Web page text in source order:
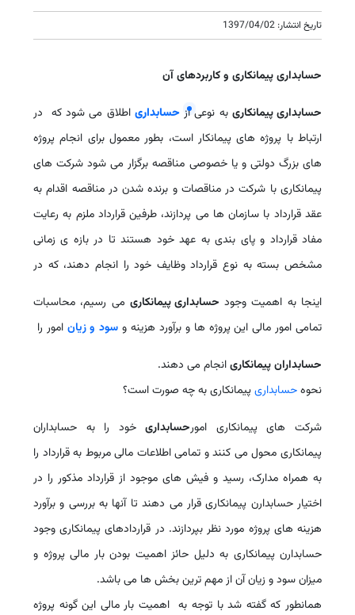
تاریخ انتشار: 1397/04/02
حسابداری پیمانکاری و کاربردهای آن
حسابداری پیمانکاریبه نوعی از حسابداری اطلاق می شود که در
ارتباط با پروژه های پیمانکار است، بطور معمول برای انجام پروژه
های بزرگ دولتی و یا خصوصی مناقصه برگزار می شود شرکت های
پیمانکاری با شرکت در مناقصات و برنده شدن در مناقصه اقدام به
عقد قرارداد با سازمان ها می پردازند، طرفین قرارداد ملزم به رعایت
مفاد قرارداد و پای بندی به عهد خود هستند تا در بازه ی زمانی
مشخص بسته به نوع قرارداد وظایف خود را انجام دهند، که در
اینجا به اهمیت وجود حسابداری پیمانکاری می رسیم، محاسبات
تمامی امور مالی این پروژه ها و برآورد هزینه و سود و زیان امور را
حسابداران پیمانکاریانجام می دهند.
نحوهحسابداریپیمانکاری به چه صورت است؟
شرکت های پیمانکاری امورحسابداریخود را به حسابداران
پیمانکاری محول می کنند و تمامی اطلاعات مالی مربوط به قرارداد را
به همراه مدارک، رسید و فیش های موجود از قرارداد مذکور را در
اختیار حسابدارن پیمانکاری قرار می دهند تا آنها به بررسی و برآورد
هزینه های پروژه مورد نظر بپردازند. در قراردادهای پیمانکاری وجود
حسابدارن پیمانکاری به دلیل حائز اهمیت بودن بار مالی پروژه و
میزان سود و زیان آن از مهم ترین بخش ها می باشد.
همانطور که گفته شد با توجه به اهمیت بار مالی این گونه پروژه